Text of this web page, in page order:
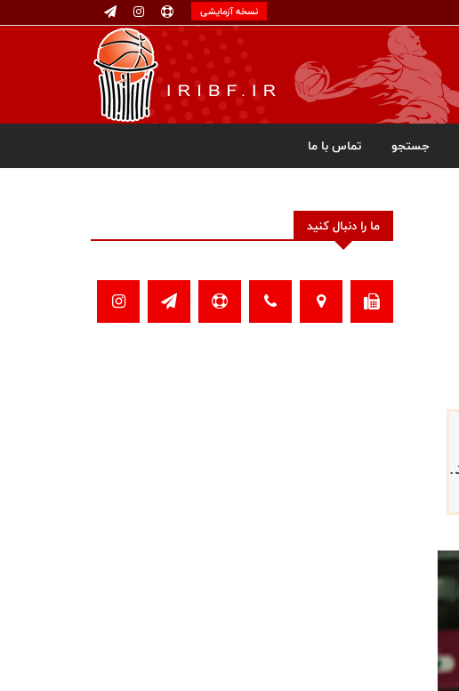
نسخه آزمایشی
جستجو تماس با ما
ما را دنبال کنید